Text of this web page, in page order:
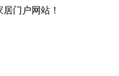
门户网站！